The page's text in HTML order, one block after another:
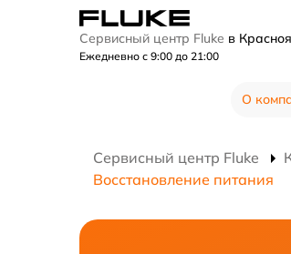
Сервисный центр Fluke в
Ежедневно с 9:00 до 21:00
О
Сервисный центр Fluke
Восстановление питания